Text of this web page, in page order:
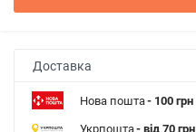
Доставка
Нова пошта- 100 грн
Укрпошта- від 70 грн